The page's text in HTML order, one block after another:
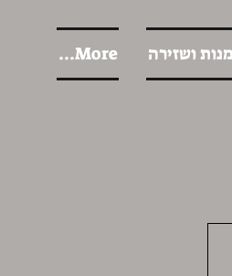
ושזירה More...